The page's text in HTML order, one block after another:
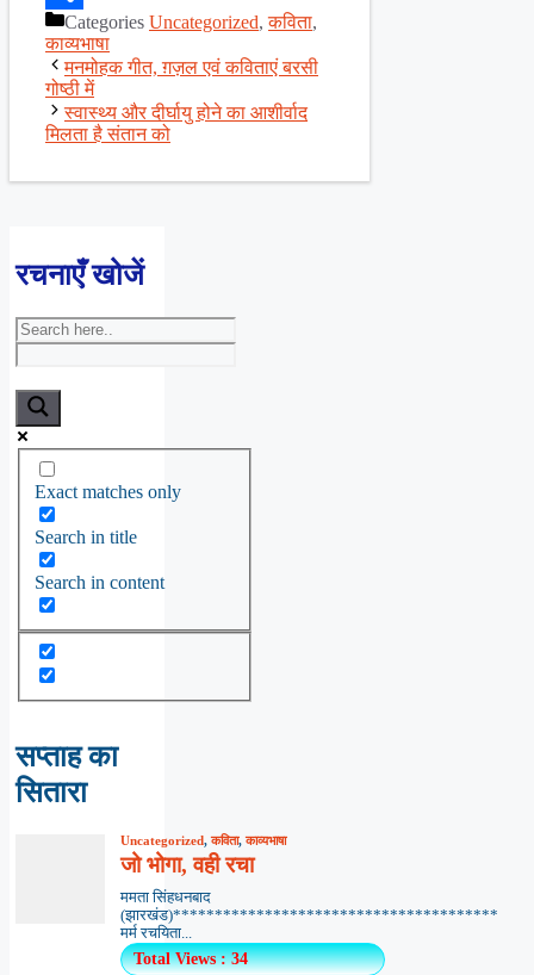
ShareCategories Uncategorized,कविता,
काव्यभाषा
मनमोहक गीत, ग़ज़ल एवं कविताएं बरसी
गोष्ठी में
स्वास्थ्य और दीर्घायु होने का आशीर्वाद
मिलता है संतान को
रचनाएँ खोजें
Exact matches only
Search in title
Search in content
सप्ताह का
सितारा
Uncategorized,कविता,काव्यभाषा
जो भोगा, वही रचा
ममता सिंहधनबाद
(झारखंड)***************************************
मर्म रचयिता...
Total Views : 34